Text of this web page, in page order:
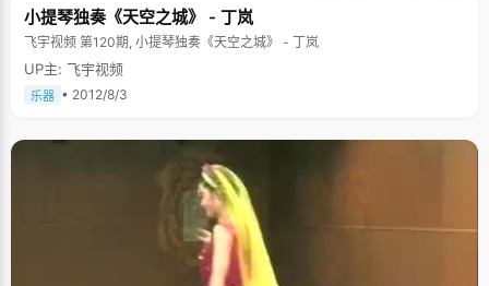
小提琴独奏《天空之城》 - 丁岚
飞宇视频 第120期, 小提琴独奏《天空之城》 - 丁岚
UP主: 飞宇视频
乐器 • 2012/8/3